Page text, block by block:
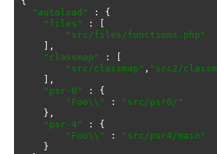
"autoload"
:
{
"files"
:
"src/files/functions.php"
],
"classmap"
:
"src/classmap" , "src2/
],
"psr-0"
:
{
"Foo\\"
:
"src/psr0/"
},
"psr-4"
:
{
"Foo\\"
:
"src/psr4/main"
}